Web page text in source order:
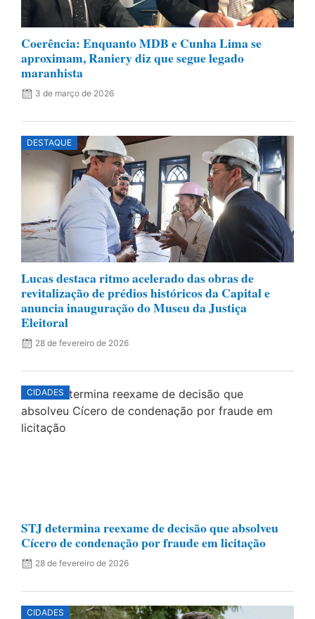
Coerência: Enquanto MDB e Cunha Lima se
aproximam, Raniery diz que segue legado
maranhista
3 de março de 2026
DESTAQUE
Lucas destaca ritmo acelerado das obras de
revitalização de prédios históricos da Capital e
anuncia inauguração do Museu da Justiça
Eleitoral
28 de fevereiro de 2026
CIDADES
STJ determina reexame de decisão que absolveu
Cícero de condenação por fraude em licitação
28 de fevereiro de 2026
CIDADES